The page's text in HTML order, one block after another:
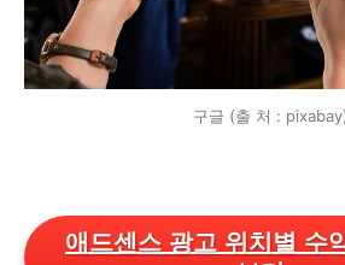
구글 (출 처 :
애드센스 광고 위치별 수